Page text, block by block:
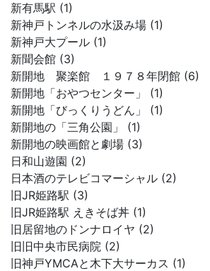
新有馬駅 (1)
新神戸トンネルの水汲み場 (1)
新神戸大プール (1)
新聞会館 (3)
新開地 聚楽館 １９７８年閉館 (6)
新開地「おやつセンター」 (1)
新開地「びっくりうどん」 (1)
新開地の「三角公園」 (1)
新開地の映画館と劇場 (3)
日和山遊園 (2)
日本酒のテレビコマーシャル (2)
旧JR姫路駅 (3)
旧JR姫路駅 えきそば丼 (1)
旧居留地のドンナロイヤ (2)
旧旧中央市民病院 (2)
旧神戸YMCAと木下大サーカス (1)